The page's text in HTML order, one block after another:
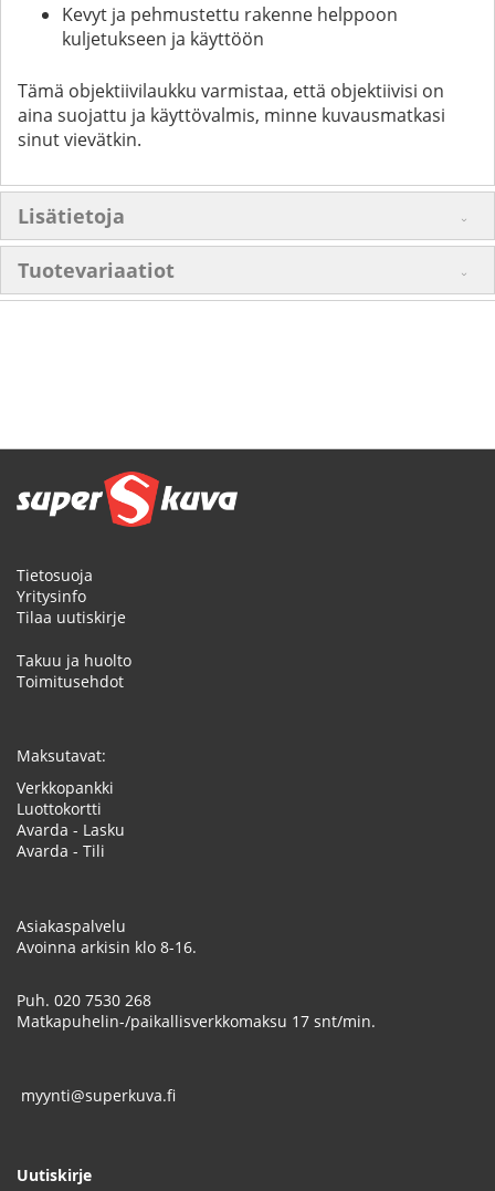
Kevyt ja pehmustettu rakenne helppoon
kuljetukseen ja käyttöön
Tämä objektiivilaukku varmistaa, että objektiivisi on
aina suojattu ja käyttövalmis, minne kuvausmatkasi
sinut vievätkin.
Lisätietoja
Tuotevariaatiot
Tietosuoja
Yritysinfo
Tilaa uutiskirje
Takuu ja huolto
Toimitusehdot
Maksutavat:
Verkkopankki
Luottokortti
Avarda - Lasku
Avarda - Tili
Asiakaspalvelu
Avoinna arkisin klo 8-16.
Puh. 020 7530 268
Matkapuhelin-/paikallisverkkomaksu 17 snt/min.
myynti@superkuva.fi
Uutiskirje